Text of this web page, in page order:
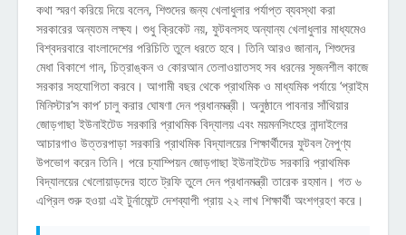
কথা স্মরণ করিয়ে দিয়ে বলেন, শিশুদের জন্য খেলাধুলার পর্যাপ্ত ব্যবস্থা করা
সরকারের অন্যতম লক্ষ্য। শুধু ক্রিকেট নয়, ফুটবলসহ অন্যান্য খেলাধুলার মাধ্যমেও
বিশ্বদরবারে বাংলাদেশের পরিচিতি তুলে ধরতে হবে। তিনি আরও জানান, শিশুদের
মেধা বিকাশে গান, চিত্রাঙ্কন ও কোরআন তেলাওয়াতসহ সব ধরনের সৃজনশীল কাজে
সরকার সহযোগিতা করবে। আগামী বছর থেকে প্রাথমিক ও মাধ্যমিক পর্যায়ে ‘প্রাইম
মিনিস্টার’স কাপ’ চালু করার ঘোষণা দেন প্রধানমন্ত্রী। অনুষ্ঠানে পাবনার সাঁথিয়ার
জোড়গাছা ইউনাইটেড সরকারি প্রাথমিক বিদ্যালয় এবং ময়মনসিংহের নান্দাইলের
আচারগাও উত্তরপাড়া সরকারি প্রাথমিক বিদ্যালয়ের শিক্ষার্থীদের ফুটবল নৈপুণ্য
উপভোগ করেন তিনি। পরে চ্যাম্পিয়ন জোড়গাছা ইউনাইটেড সরকারি প্রাথমিক
বিদ্যালয়ের খেলোয়াড়দের হাতে ট্রফি তুলে দেন প্রধানমন্ত্রী তারেক রহমান। গত ৬
এপ্রিল শুরু হওয়া এই টুর্নামেন্টে দেশব্যাপী প্রায় ২২ লাখ শিক্ষার্থী অংশগ্রহণ করে।